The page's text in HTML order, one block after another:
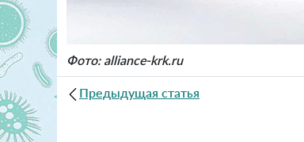
Фото: alliance-krk.ru
Предыдущая статья